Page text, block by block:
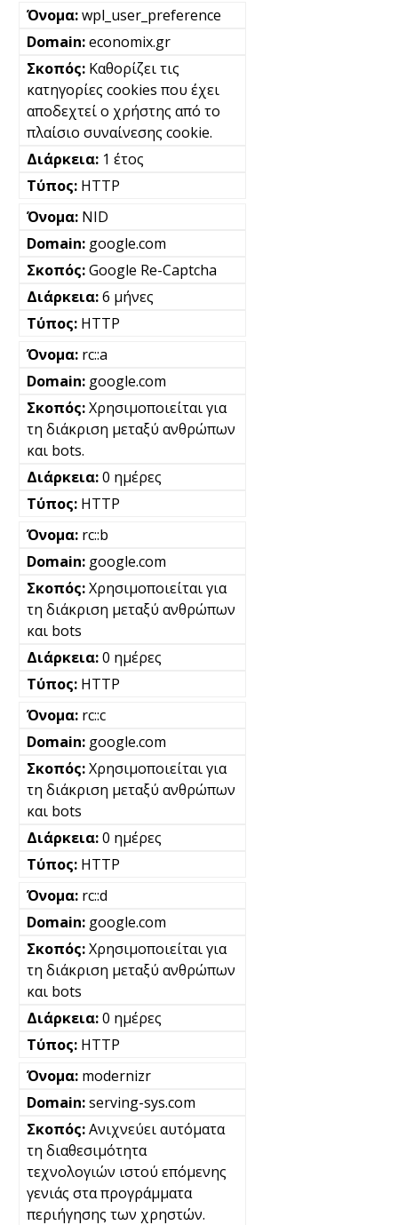
wpl_user_preference
economix.gr
Καθορίζει τις
κατηγορίες cookies που έχει
αποδεχτεί ο χρήστης από το
πλαίσιο συναίνεσης cookie.
1 έτος
HTTP
NID
google.com
Google Re-Captcha
6 μήνες
HTTP
rc::a
google.com
Χρησιμοποιείται για
τη διάκριση μεταξύ ανθρώπων
και bots.
0 ημέρες
HTTP
rc::b
google.com
Χρησιμοποιείται για
τη διάκριση μεταξύ ανθρώπων
και bots
0 ημέρες
HTTP
rc::c
google.com
Χρησιμοποιείται για
τη διάκριση μεταξύ ανθρώπων
και bots
0 ημέρες
HTTP
rc::d
google.com
Χρησιμοποιείται για
τη διάκριση μεταξύ ανθρώπων
και bots
0 ημέρες
HTTP
modernizr
serving-sys.com
Ανιχνεύει αυτόματα
τη διαθεσιμότητα
τεχνολογιών ιστού επόμενης
γενιάς στα προγράμματα
περιήγησης των χρηστών.